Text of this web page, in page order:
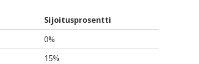
Sijoitusprosentti
0%
15%